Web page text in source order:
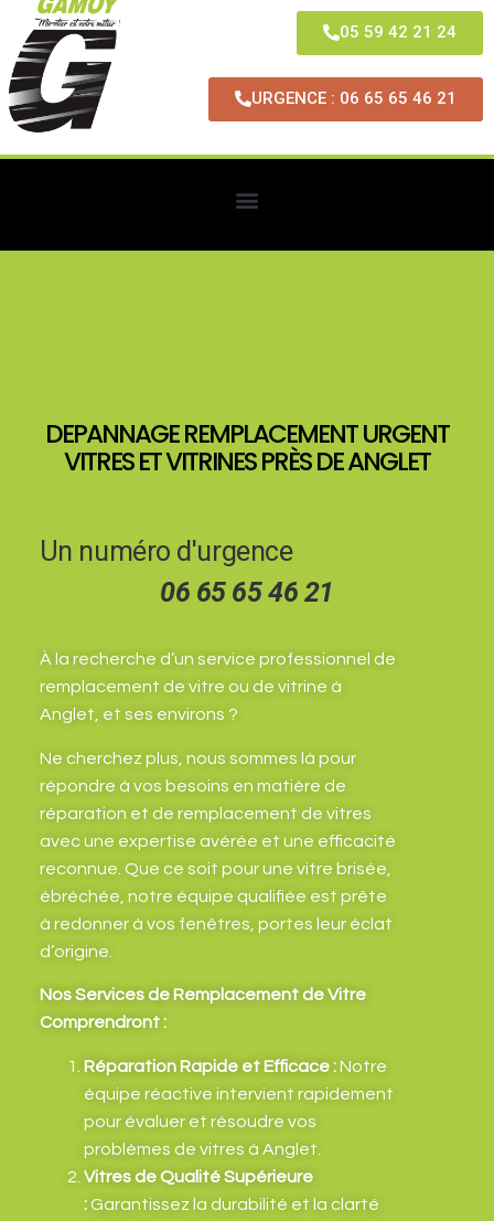
05 59 42 21 24
URGENCE : 06 65 65 46 21
DEPANNAGE REMPLACEMENT URGENT
VITRES ET VITRINES PRÈS DE ANGLET
Un numéro d'urgence
06 65 65 46 21
À la recherche d’un service professionnel de
remplacement de vitre ou de vitrine à
Anglet, et ses environs ?
Ne cherchez plus, nous sommes là pour
répondre à vos besoins en matière de
réparation et de remplacement de vitres
avec une expertise avérée et une efficacité
reconnue. Que ce soit pour une vitre brisée,
ébréchée, notre équipe qualifiée est prête
à redonner à vos fenêtres, portes leur éclat
d’origine.
Nos Services de Remplacement de Vitre
Comprendront :
Réparation Rapide et Efficace :Notre
équipe réactive intervient rapidement
pour évaluer et résoudre vos
problèmes de vitres à Anglet.
Vitres de Qualité Supérieure
:Garantissez la durabilité et la clarté